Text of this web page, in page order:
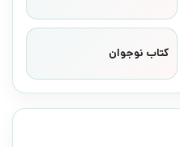
کتاب نوجوان